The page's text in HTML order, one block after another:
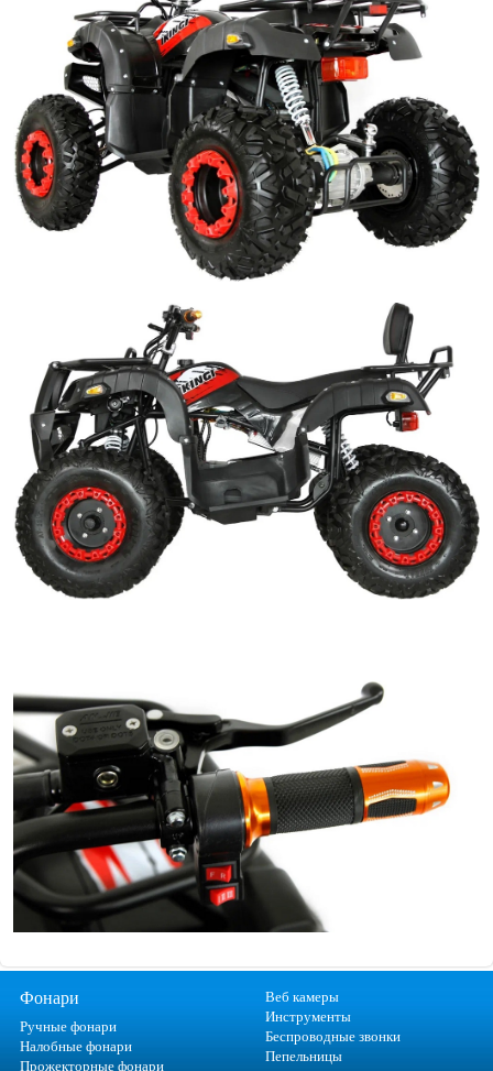
Фонари
Ручные фонари
Налобные фонари
Прожекторные фонари
Веб камеры
Инструменты
Беспроводные звонки
Пепельницы